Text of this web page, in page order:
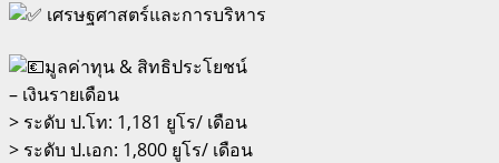
เศรษฐศาสตร์และการบริหาร
มูลค่าทุน & สิทธิประโยชน์
– เงินรายเดือน
> ระดับ ป.โท: 1,181 ยูโร/ เดือน
> ระดับ ป.เอก: 1,800 ยูโร/ เดือน